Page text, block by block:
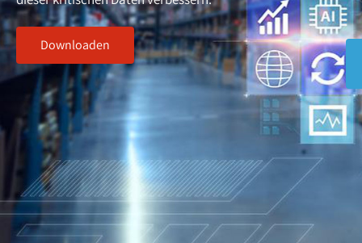
Downloaden